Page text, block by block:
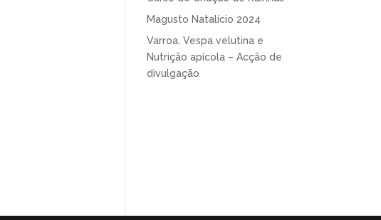
Magusto Natalício 2024
Varroa, Vespa velutina e
Nutrição apícola – Acção de
divulgação